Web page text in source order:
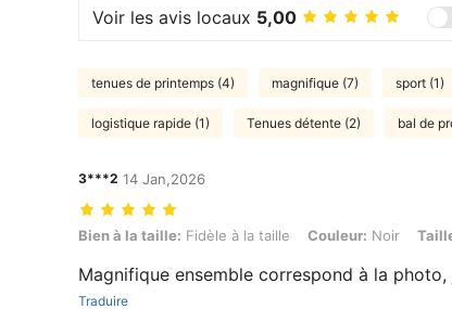
Voir les avis locaux 5,00
tenues de printemps (4) magnifique (7) sport (1)
logistique rapide (1) Tenues détente (2) bal de
3***2 14 Jan,2026
Bien à la taille: Fidèle à la taille, Couleur: Noir, Taille: 10Y
Bien à la taille: Fidèle à la taille Couleur: Noir
Magnifique ensemble correspond à la
Traduire